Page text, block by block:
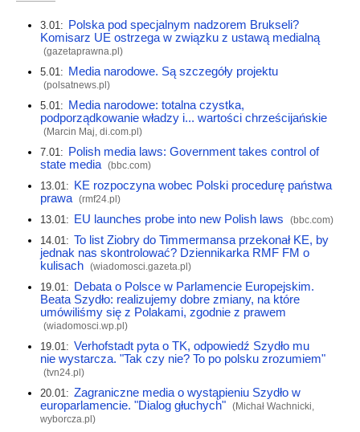
3.01: Polska pod specjalnym nadzorem Brukseli?
Komisarz UE ostrzega w związku z ustawą medialną
(gazetaprawna.pl)
5.01: Media narodowe. Są szczegóły projektu
(polsatnews.pl)
5.01: Media narodowe: totalna czystka,
podporządkowanie władzy i... wartości chrześcijańskie
(Marcin Maj, di.com.pl)
7.01: Polish media laws: Government takes control of
state media (bbc.com)
13.01: KE rozpoczyna wobec Polski procedurę państwa
prawa (rmf24.pl)
13.01: EU launches probe into new Polish laws (bbc.com)
14.01: To list Ziobry do Timmermansa przekonał KE, by
jednak nas skontrolować? Dziennikarka RMF FM o
kulisach (wiadomosci.gazeta.pl)
19.01: Debata o Polsce w Parlamencie Europejskim.
Beata Szydło: realizujemy dobre zmiany, na które
umówiliśmy się z Polakami, zgodnie z prawem
(wiadomosci.wp.pl)
19.01: Verhofstadt pyta o TK, odpowiedź Szydło mu
nie wystarcza. "Tak czy nie? To po polsku zrozumiem"
(tvn24.pl)
20.01: Zagraniczne media o wystąpieniu Szydło w
europarlamencie. "Dialog głuchych" (Michał Wachnicki,
wyborcza.pl)